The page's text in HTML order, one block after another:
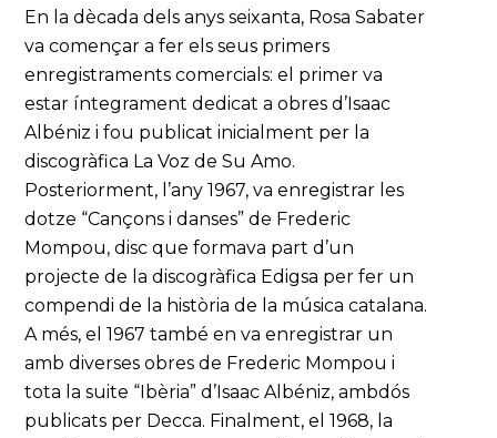
En la dècada dels anys seixanta, Rosa Sabater
va començar a fer els seus primers
enregistraments comercials: el primer va
estar íntegrament dedicat a obres d’Isaac
Albéniz i fou publicat inicialment per la
discogràfica La Voz de Su Amo.
Posteriorment, l’any 1967, va enregistrar les
dotze “Cançons i danses” de Frederic
Mompou, disc que formava part d’un
projecte de la discogràfica Edigsa per fer un
compendi de la història de la música catalana.
A més, el 1967 també en va enregistrar un
amb diverses obres de Frederic Mompou i
tota la suite “Ibèria” d’Isaac Albéniz, ambdós
publicats per Decca. Finalment, el 1968, la